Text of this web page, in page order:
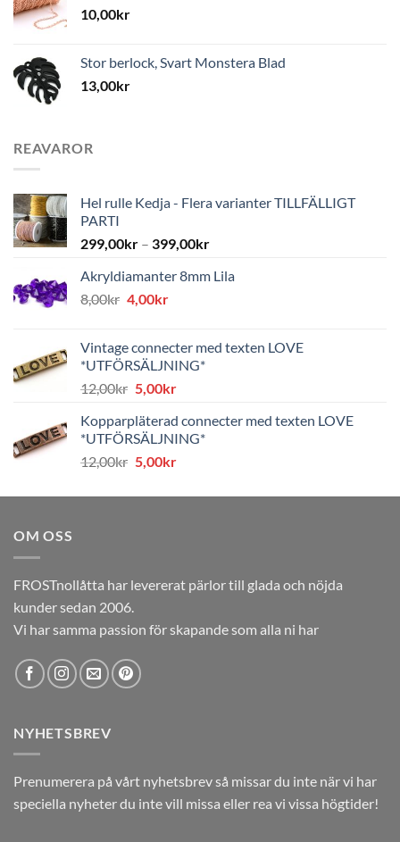
10,00kr
Stor berlock, Svart Monstera Blad
13,00kr
REAVAROR
Hel rulle Kedja - Flera varianter TILLFÄLLIGT
PARTI
299,00kr – 399,00kr
Akryldiamanter 8mm Lila
8,00kr Det
var:
8,00kr.
4,00krDet
är:
4,00kr.
Vintage connecter med texten LOVE
*UTFÖRSÄLJNING*
12,00kr Det
priset
var:
12,00kr.
5,00krDet
priset
är:
5,00kr.
Kopparpläterad connecter med texten LOVE
*UTFÖRSÄLJNING*
12,00kr Det
priset
5,00krDet
priset
OM OSS
FROSTnollåtta har levererat pärlor till glada och nöjda
kunder sedan 2006.
Vi har samma passion för skapande som alla ni har
NYHETSBREV
Prenumerera på vårt nyhetsbrev så missar du inte när vi har
speciella nyheter du inte vill missa eller rea vi vissa högtider!